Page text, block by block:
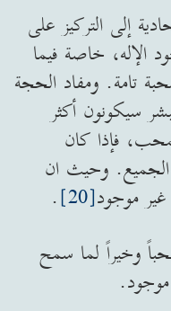
إلى التركيز على
الإله، خاصة فيما
تامة. ومفاد الحجة
سيكونون أكثر
فإذا كان
وحيث ان
موجود[20]
.
وخيراً لما سمح
موجود.